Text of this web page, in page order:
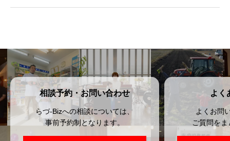
相談予約・お問い合わせ
らづ-Bizへの相談については、
事前予約制となります。
よく
よくお問
ご質問を